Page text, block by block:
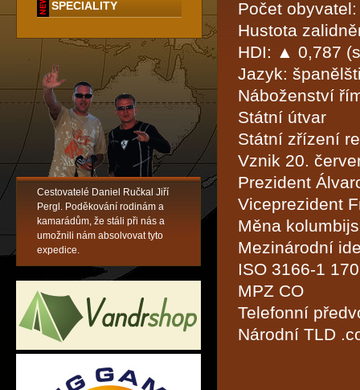
Počet
Hustota
HDI: ▲ 0,787
Jazyk:
Náboženství
Státní útvar
Státní zřízení
Vznik 20.
Prezident
Viceprezident
Měna
Mezinárodní
ISO 3166-1
MPZ CO
Telefonní
Národní TLD
SPECIALITY
Cestovatelé Daniel Ručkal Jiří
Pergl. Poděkování rodinám a
kamarádům, že stáli při nás a
umožnili nám absolvovat tyto
expedice.